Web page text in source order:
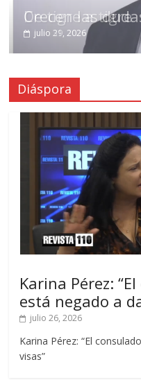
De tigre a tigre
julio 31, 2026
Crecen las
julio 29, 2026
Diáspora
Karina Pérez:
está negado a
julio 26, 2026
Karina Pérez: “El
visas”